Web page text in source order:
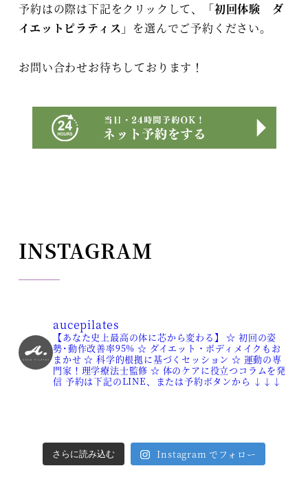
予約はの際は下記をクリックして、
「初回体験 ダ
イエットピラティス」 を選んでご予約ください。
お問い合わせお待ちしております！
INSTAGRAM
aucepilates
【あなた史上最高の体に芯から変わる】
☆ 初回の姿
勢･動作改善率95% ☆ ダイエット・ボディメイクもお
まかせ ☆ 科学的根拠に基づくセッション ☆ 運動の専
門家！理学療法士監修 ☆ 体のケアに役立つコラムを発
信 予約は下記のLINE、または予約ボタンから ↓↓↓
さらに読み込む Instagram でフォロー